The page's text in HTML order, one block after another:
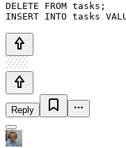
DELETE FROM tasks;
INSERT INTO tasks
Reply